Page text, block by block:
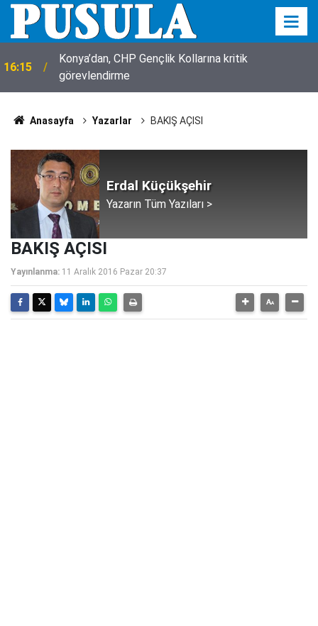
16:15
Konya’dan, CHP Gençlik Kollarına kritik
görevlendirme
Anasayfa Yazarlar BAKIŞ AÇISI
Erdal Küçükşehir
Yazarın Tüm Yazıları >
BAKIŞ AÇISI
Yayınlanma: 11 Aralık 2016 Pazar 20:37